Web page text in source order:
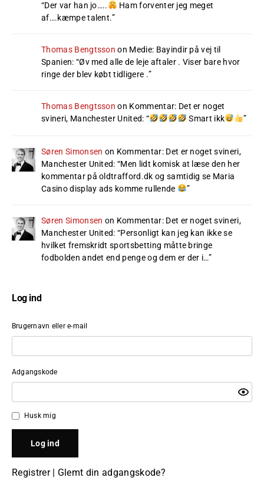
“Der var han jo…..
Ham forventer jeg meget
af….kæmpe talent.”
Thomas Bengtsson on Medie: Bayindir på vej til
Spanien: “Øv med alle de leje aftaler . Viser bare hvor
ringe der blev købt tidligere .”
Thomas Bengtsson on Kommentar: Det er noget
svineri, Manchester United: “ Smart ikk ”
Søren Simonsen on Kommentar: Det er noget svineri,
Manchester United: “Men lidt komisk at læse den her
kommentar på oldtrafford.dk og samtidig se Maria
Casino display ads komme rullende
”
Søren Simonsen on Kommentar: Det er noget svineri,
Manchester United: “Personligt kan jeg kan ikke se
hvilket fremskridt sportsbetting måtte bringe
fodbolden andet end penge og dem er der i…”
Log ind
Brugernavn eller e-mail
Adgangskode
Husk mig
Registrer| Glemt din adgangskode?